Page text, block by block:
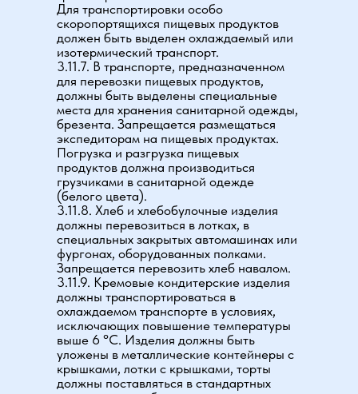
Для транспортировки особо
скоропортящихся пищевых продуктов
должен быть выделен охлаждаемый или
изотермический транспорт.
3.11.7. В транспорте, предназначенном
для перевозки пищевых продуктов,
должны быть выделены специальные
места для хранения санитарной одежды,
брезента. Запрещается размещаться
экспедиторам на пищевых продуктах.
Погрузка и разгрузка пищевых
продуктов должна производиться
грузчиками в санитарной одежде
(белого цвета).
3.11.8. Хлеб и хлебобулочные изделия
должны перевозиться в лотках, в
специальных закрытых автомашинах или
фургонах, оборудованных полками.
Запрещается перевозить хлеб навалом.
3.11.9. Кремовые кондитерские изделия
должны транспортироваться в
охлаждаемом транспорте в условиях,
исключающих повышение температуры
выше 6 °С. Изделия должны быть
уложены в металлические контейнеры с
крышками, лотки с крышками, торты
должны поставляться в стандартных